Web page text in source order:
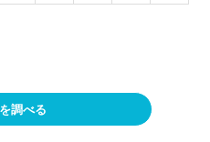
調べる